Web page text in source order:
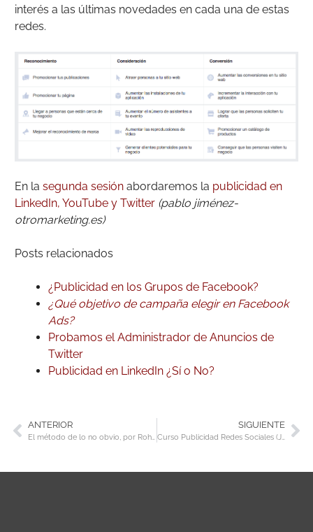
interés a las últimas novedades en cada una de estas
redes.
En la segunda sesión abordaremos la publicidad en
LinkedIn, YouTube y Twitter (pablo jiménez-
otromarketing.es)
Posts relacionados
¿Publicidad en los Grupos de Facebook?
¿Qué objetivo de campaña elegir en Facebook
Ads?
Probamos el Administrador de Anuncios de
Twitter
Publicidad en LinkedIn ¿Sí o No?
ANTERIOR
El método de lo no obvio, por Rohit Bhargava
SIGUIENTE
Curso Publicidad Redes Sociales (Jornada II)